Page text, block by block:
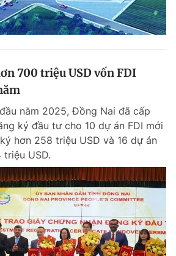
700 triệu USD vốn FDI
năm 2025, Đồng Nai đã cấp
ký đầu tư cho 10 dự án FDI mới
hơn 258 triệu USD và 16 dự án
USD.